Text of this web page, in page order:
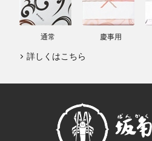
通常 慶事用
詳しくはこちら